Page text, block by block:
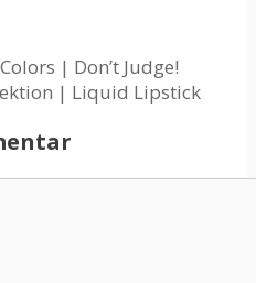
| Don’t Judge!
| Liquid Lipstick